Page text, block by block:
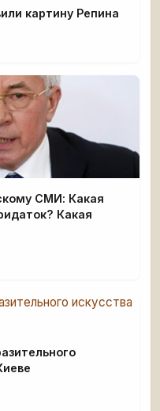
картину Репина
СМИ: Какая
Какая